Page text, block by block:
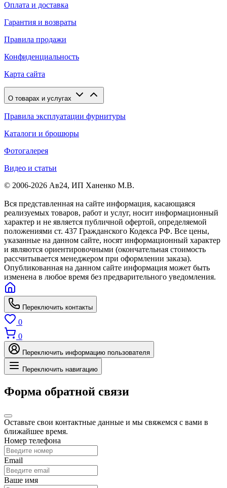
Оплата и доставка
Гарантия и возвраты
Правила продажи
Конфиденциальность
Карта сайта
О товарах и услугах
Правила эксплуатации фурнитуры
Каталоги и брошюры
Фотогалерея
Видео и статьи
© 2006-2026 Ав24, ИП Ханенко М.В.
Вся представленная на сайте информация, касающаяся
реализуемых товаров, работ и услуг, носит информационный
характер и не является публичной офертой, определяемой
положениями ст. 437 Гражданского Кодекса РФ. Все цены,
указанные на данном сайте, носят информационный характер
и являются ориентировочными (окончательная стоимость
рассчитывается менеджером при оформлении заказа).
Опубликованная на данном сайте информация может быть
изменена в любое время без предварительного уведомления.
Переключить контакты
0
0
Переключить информацию пользователя
Переключить навигацию
Форма обратной связи
Оставьте свои контактные данные и мы свяжемся с вами в
ближайшее время.
Номер телефона
Email
Ваше имя